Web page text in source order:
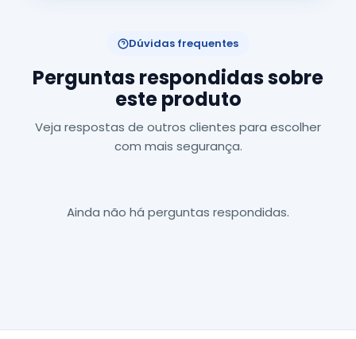
Dúvidas frequentes
Perguntas respondidas sobre
este produto
Veja respostas de outros clientes para escolher
com mais segurança.
Ainda não há perguntas respondidas.